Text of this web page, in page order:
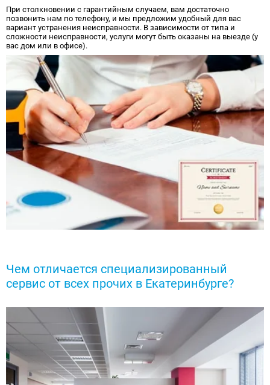
При столкновении с гарантийным случаем, вам достаточно
позвонить нам по телефону, и мы предложим удобный для вас
вариант устранения неисправности. В зависимости от типа и
сложности неисправности, услуги могут быть оказаны на выезде (у
вас дом или в офисе).
Чем отличается специализированный
сервис от всех прочих в Екатеринбурге?